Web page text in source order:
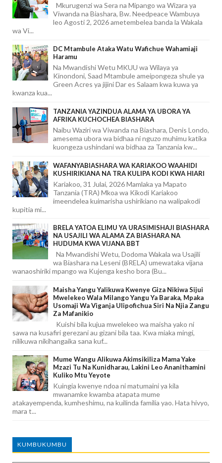
Mkurugenzi wa Sera na Mipango wa Wizara ya
Viwanda na Biashara, Bw. Needpeace Wambuya
leo Agosti 2, 2026 ametembelea banda la Wakala
wa Vi...
DC Mtambule Ataka Watu Wafichue Wahamiaji
Haramu
Na Mwandishi Wetu MKUU wa Wilaya ya
Kinondoni, Saad Mtambule ameipongeza shule ya
Green Acres ya jijini Dar es Salaam kwa kuwa ya
kwanza kua...
TANZANIA YAZINDUA ALAMA YA UBORA YA
AFRIKA KUCHOCHEA BIASHARA
Naibu Waziri wa Viwanda na Biashara, Denis Londo,
amesema ubora wa bidhaa ni nguzo muhimu katika
kuongeza ushindani wa bidhaa za Tanzania kw...
WAFANYABIASHARA WA KARIAKOO WAAHIDI
KUSHIRIKIANA NA TRA KULIPA KODI KWA HIARI
Kariakoo, 31 Julai, 2026 Mamlaka ya Mapato
Tanzania (TRA) Mkoa wa Kikodi Kariakoo
imeendelea kuimarisha ushirikiano na walipakodi
kupitia mi...
BRELA YATOA ELIMU YA URASIMISHAJI BIASHARA
NA USAJILI WA ALAMA ZA BIASHARA NA
HUDUMA KWA VIJANA BBT
Na Mwandishi Wetu, Dodoma Wakala wa Usajili
wa Biashara na Leseni (BRELA) umewataka vijana
wanaoshiriki mpango wa Kujenga kesho bora (Bu...
Maisha Yangu Yalikuwa Kwenye Giza Nikiwa Sijui
Mwelekeo Wala Milango Yangu Ya Baraka, Mpaka
Usomaji Wa Viganja Ulipofichua Siri Na Njia Zangu
Za Mafanikio
Kuishi bila kujua mwelekeo wa maisha yako ni
sawa na kusafiri gerezani au gizani bila taa. Kwa miaka mingi,
nilikuwa nikihangaika sana kuf...
Mume Wangu Alikuwa Akimsikiliza Mama Yake
Mzazi Tu Na Kunidharau, Lakini Leo Ananithamini
Kuliko Mtu Yeyote
Kuingia kwenye ndoa ni matumaini ya kila
mwanamke kwamba atapata mume
atakayempenda, kumheshimu, na kuilinda familia yao. Hata hivyo,
mara t...
KUMBUKUMBU